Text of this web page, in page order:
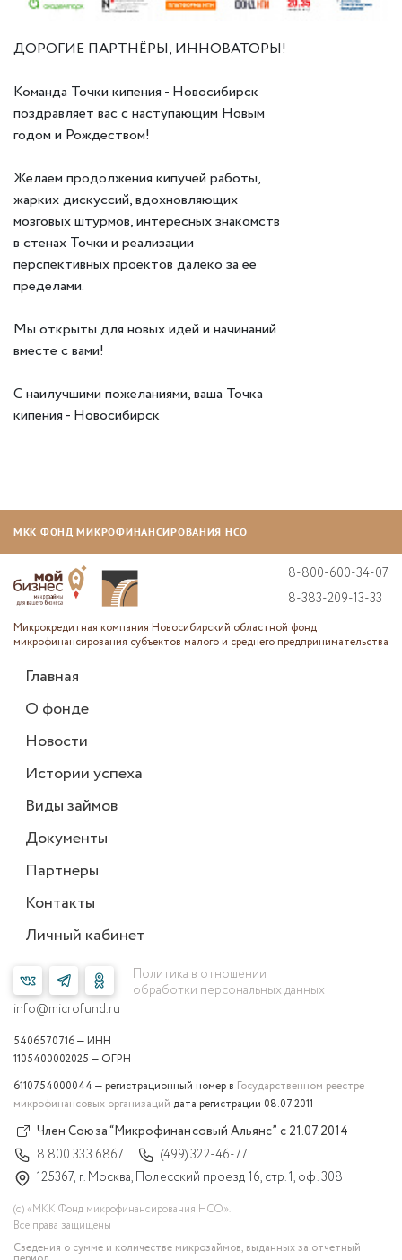
ДОРОГИЕ ПАРТНЁРЫ, ИННОВАТОРЫ!
Команда Точки кипения - Новосибирск
поздравляет вас с наступающим Новым
годом и Рождеством!
Желаем продолжения кипучей работы,
жарких дискуссий, вдохновляющих
мозговых штурмов, интересных знакомств
в стенах Точки и реализации
перспективных проектов далеко за ее
пределами.
Мы открыты для новых идей и начинаний
вместе с вами!
С наилучшими пожеланиями, ваша Точка
кипения - Новосибирск
МКК ФОНД МИКРОФИНАНСИРОВАНИЯ НСО
8-800-600-34-07
8-383-209-13-33
Микрокредитная компания Новосибирский областной фонд
микрофинансирования субъектов малого и среднего предпринимательства
Главная
О фонде
Новости
Истории успеха
Виды займов
Документы
Партнеры
Контакты
Личный кабинет
info@microfund.ru
Политика в отношении
обработки персональных данных
5406570716 — ИНН
1105400002025 — ОГРН
6110754000044 — регистрационный номер в Государственном реестре
микрофинансовых организаций дата регистрации 08.07.2011
Член Союза “Микрофинансовый Альянс” с 21.07.2014
8 800 333 6867
(499) 322-46-77
125367, г. Москва, Полесский проезд 16, стр. 1, оф. 308
(с) «МКК Фонд микрофинансирования НСО».
Все права защищены
Сведения о сумме и количестве микрозаймов, выданных за отчетный